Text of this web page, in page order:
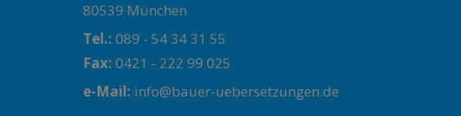
80539 München
Tel.: 089 - 54 34 31 55
Fax: 0421 - 222 99 025
e-Mail: info@bauer-uebersetzungen.de